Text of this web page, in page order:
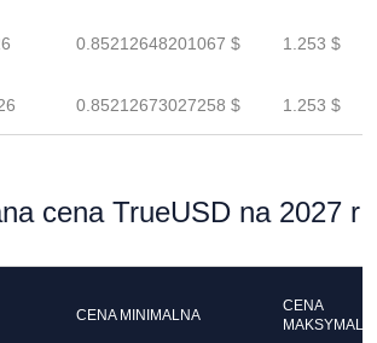
0.85212648201067 $ 1.253 $
0.85212673027258 $ 1.253 $
cena TrueUSD na 2027 r
CENA MINIMALNA
CENA